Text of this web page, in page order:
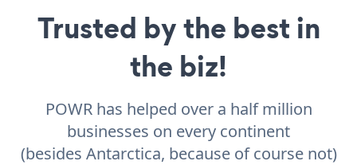
Trusted by the best in
the biz!
POWR has helped over a half million
businesses on every continent
(besides Antarctica, because of course not)